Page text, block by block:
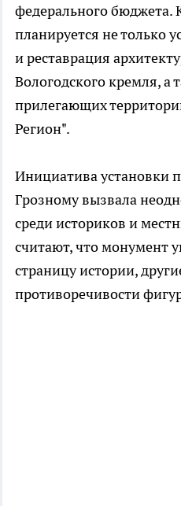
федерального бюджета.
планируется не только
и реставрация
Вологодского кремля, а
прилегающих
Регион".
Инициатива установки
Грозному вызвала
среди историков и
считают, что монумент
страницу истории,
противоречивости